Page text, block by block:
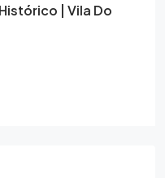
| Vila Do